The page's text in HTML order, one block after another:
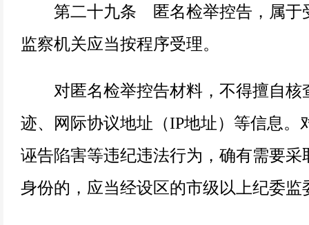
第二十九条 匿名检举控告，属于
监察机关应当按程序受理。
对匿名检举控告材料，不得擅自核
迹、网际协议地址（IP地址）等信息。
诬告陷害等违纪违法行为，确有需要采
身份的，应当经设区的市级以上纪委监